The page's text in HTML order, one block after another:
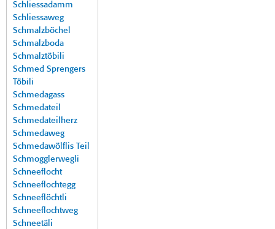
Schliessadamm
Schliessaweg
Schmalzböchel
Schmalzboda
Schmalztöbili
Schmed Sprengers
Töbili
Schmedagass
Schmedateil
Schmedateilherz
Schmedaweg
Schmedawölflis Teil
Schmogglerwegli
Schneeflocht
Schneeflochtegg
Schneeflöchtli
Schneeflochtweg
Schneetäli